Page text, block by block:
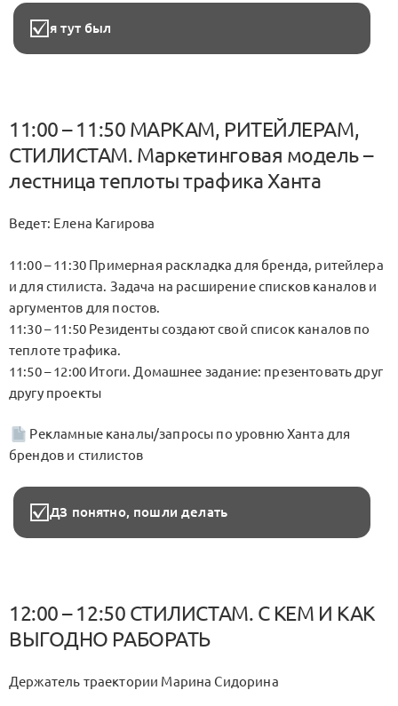
я тут был
11:00 – 11:50 МАРКАМ, РИТЕЙЛЕРАМ,
СТИЛИСТАМ. Маркетинговая модель –
лестница теплоты трафика Ханта
Ведет: Елена Кагирова
11:00 – 11:30 Примерная раскладка для бренда, ритейлера
и для стилиста. Задача на расширение списков каналов и
аргументов для постов.
11:30 – 11:50 Резиденты создают свой список каналов по
теплоте трафика.
11:50 – 12:00 Итоги. Домашнее задание: презентовать друг
другу проекты
Рекламные каналы/запросы по уровню Ханта для
брендов и стилистов
ДЗ понятно, пошли делать
12:00 – 12:50 СТИЛИСТАМ. С КЕМ И КАК
ВЫГОДНО РАБОРАТЬ
Держатель траектории Марина Сидорина